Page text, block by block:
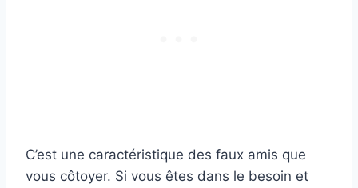
C’est une caractéristique des faux amis que
vous côtoyer. Si vous êtes dans le besoin et